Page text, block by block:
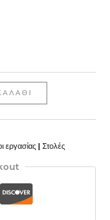
εργασίας | Στολές